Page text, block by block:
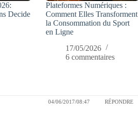
Decide
Plateformes Numériques :
Comment Elles Transforment
la Consommation du Sport
en Ligne
17/05/2026
6 commentaires
04/06/2017/08:47 RÉPONDRE